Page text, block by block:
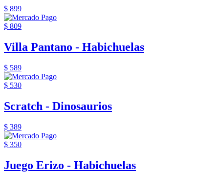
$ 899
$ 809
Villa Pantano - Habichuelas
$ 589
$ 530
Scratch - Dinosaurios
$ 389
$ 350
Juego Erizo - Habichuelas